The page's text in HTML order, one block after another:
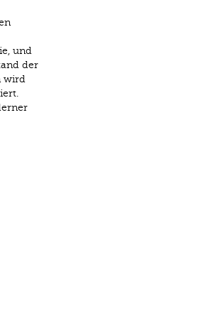
und
der
wird